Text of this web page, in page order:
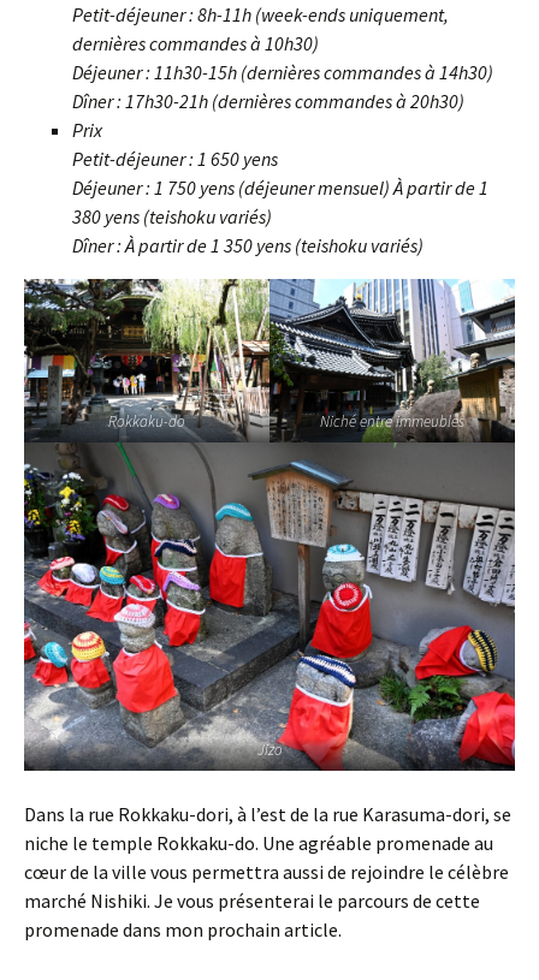
Petit-déjeuner : 8h-11h (week-ends uniquement,
dernières commandes à 10h30)
Déjeuner : 11h30-15h (dernières commandes à 14h30)
Dîner : 17h30-21h (dernières commandes à 20h30)
Prix
Petit-déjeuner : 1 650 yens
Déjeuner : 1 750 yens (déjeuner mensuel) À partir de 1
380 yens (teishoku variés)
Dîner : À partir de 1 350 yens (teishoku variés)
Rokkaku-do Niché entre immeubles
Jizo
Dans la rue Rokkaku-dori, à l’est de la rue Karasuma-dori, se
niche le temple Rokkaku-do. Une agréable promenade au
cœur de la ville vous permettra aussi de rejoindre le célèbre
marché Nishiki. Je vous présenterai le parcours de cette
promenade dans mon prochain article.